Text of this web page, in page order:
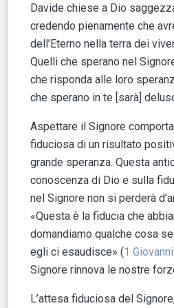
Davide chiese a Dio
credendo pienamente che
dell’Eterno nella terra dei
Quelli che sperano nel
che risponda alle loro
che sperano in te [sarà]
Aspettare il Signore
fiduciosa di un risultato
grande speranza. Questa
conoscenza di Dio e sulla
nel Signore non si perderà
«Questa è la fiducia che
domandiamo qualche cosa
egli ci esaudisce» (1
Signore rinnova le nostre
L’attesa fiduciosa del